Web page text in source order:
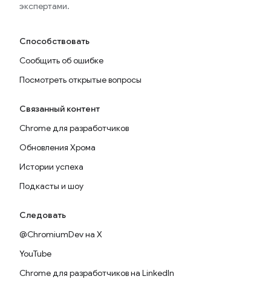
экспертами.
Способствовать
Сообщить об ошибке
Посмотреть открытые вопросы
Связанный контент
Chrome для разработчиков
Обновления Хрома
Истории успеха
Подкасты и шоу
Следовать
@ChromiumDev на X
YouTube
Chrome для разработчиков на LinkedIn